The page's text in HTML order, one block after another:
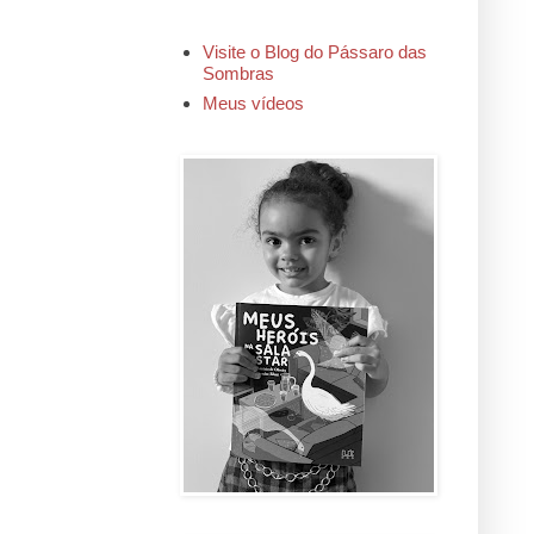
Visite o Blog do Pássaro das
Sombras
Meus vídeos